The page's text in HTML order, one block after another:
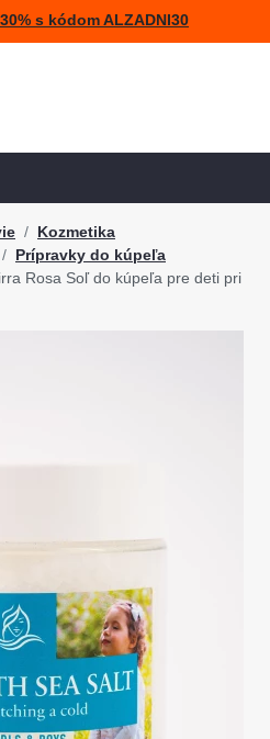
s kódom ALZADNI30
Kozmetika
Prípravky do kúpeľa
Rosa Soľ do kúpeľa pre deti pri